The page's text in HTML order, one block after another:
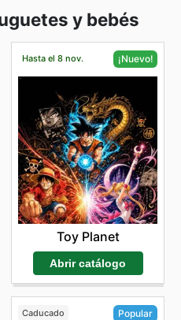
y bebés
Hasta el 8 nov. ¡Nuevo!
Toy Planet
Abrir catálogo
Caducado Popular